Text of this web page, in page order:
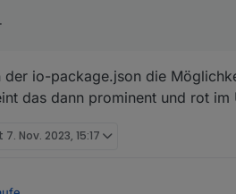
io-package.json die
das dann prominent und rot
7. Nov. 2023, 15:17